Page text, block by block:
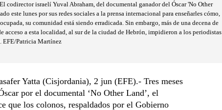
codirector israelí Yuval Abraham, del documental ganador del Óscar 'No Other
este lunes por sus redes sociales a la prensa internacional para enseñarles cómo,
su comunidad está siendo erradicada. Sin embargo, más de una decena de
acceso a esta localidad, al sur de la ciudad de Hebrón, impidieron a los periodistas
EFE/Patricia Martínez
Yatta (Cisjordania), 2 jun (EFE).- Tres meses
por el documental ‘No Other Land’, el
que los colonos, respaldados por el Gobierno